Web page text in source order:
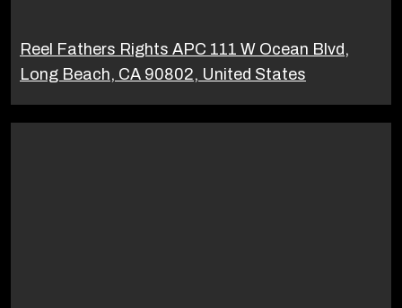
Reel Fathers Rights APC 111 W Ocean Blvd,
Long Beach, CA 90802, United States